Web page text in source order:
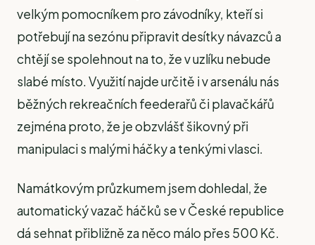
velkým pomocníkem pro závodníky, kteří si
potřebují na sezónu připravit desítky návazců a
chtějí se spolehnout na to, že v uzlíku nebude
slabé místo. Využití najde určitě i v arsenálu nás
běžných rekreačních feederařů či plavačkářů
zejména proto, že je obzvlášť šikovný při
manipulaci s malými háčky a tenkými vlasci.
Namátkovým průzkumem jsem dohledal, že
automatický vazač háčků se v České republice
dá sehnat přibližně za něco málo přes 500 Kč.